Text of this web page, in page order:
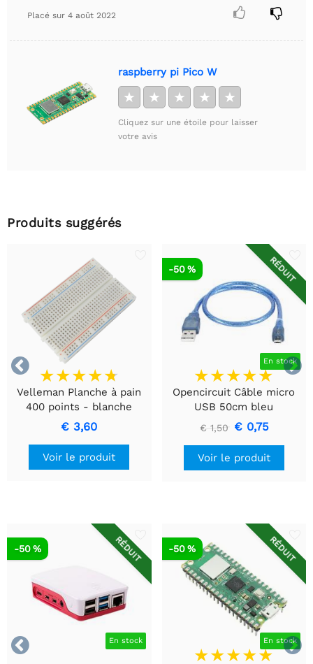
Placé sur 4 août 2022  
raspberry pi Pico W
★ ★ ★ ★ ★
Cliquez sur une étoile pour laisser
votre avis
Produits suggérés


Velleman Planche à pain
400 points - blanche
€ 3,60
Voir le produit
RÉDUIT
En stock
-50 %
Opencircuit Câble micro
USB 50cm bleu
€ 1,50 € 0,75
Voir le produit


RÉDUIT
En stock
-50 % RÉDUIT
En stock
-50 %